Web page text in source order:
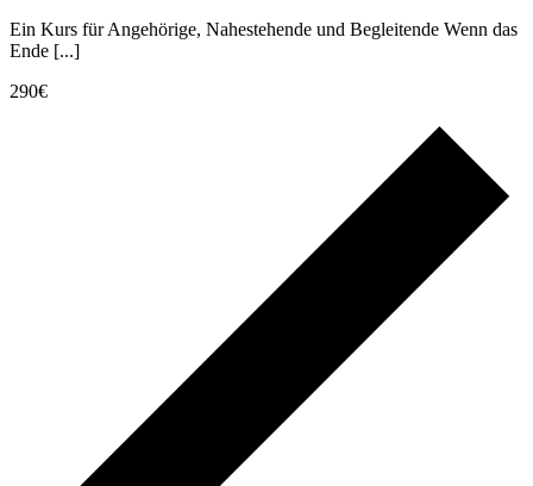
Ein Kurs für Angehörige, Nahestehende und Begleitende Wenn das
Ende [...]
290€